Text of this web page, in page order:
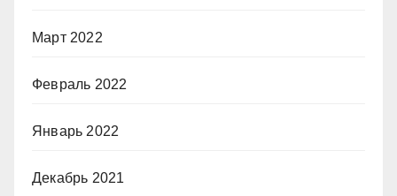
Март 2022
Февраль 2022
Январь 2022
Декабрь 2021